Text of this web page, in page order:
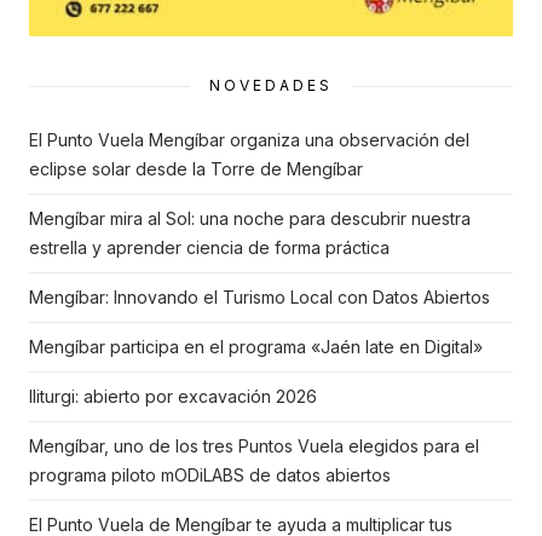
NOVEDADES
El Punto Vuela Mengíbar organiza una observación del
eclipse solar desde la Torre de Mengíbar
Mengíbar mira al Sol: una noche para descubrir nuestra
estrella y aprender ciencia de forma práctica
Mengíbar: Innovando el Turismo Local con Datos Abiertos
Mengíbar participa en el programa «Jaén late en Digital»
Iliturgi: abierto por excavación 2026
Mengíbar, uno de los tres Puntos Vuela elegidos para el
programa piloto mODiLABS de datos abiertos
El Punto Vuela de Mengíbar te ayuda a multiplicar tus